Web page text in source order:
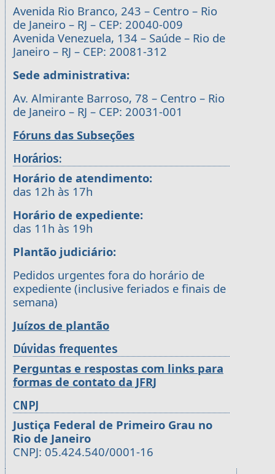
Avenida Rio Branco, 243 – Centro – Rio
de Janeiro – RJ – CEP: 20040-009
Avenida Venezuela, 134 – Saúde – Rio de
Janeiro – RJ – CEP: 20081-312
Sede administrativa:
Av. Almirante Barroso, 78 – Centro – Rio
de Janeiro – RJ – CEP: 20031-001
Fóruns das Subseções
Horários:
Horário de atendimento:
das 12h às 17h
Horário de expediente:
das 11h às 19h
Plantão judiciário:
Pedidos urgentes fora do horário de
expediente (inclusive feriados e finais de
semana)
Juízos de plantão
Dúvidas frequentes
Perguntas e respostas com links para
formas de contato da JFRJ
CNPJ
Justiça Federal de Primeiro Grau no
Rio de Janeiro
CNPJ: 05.424.540/0001-16